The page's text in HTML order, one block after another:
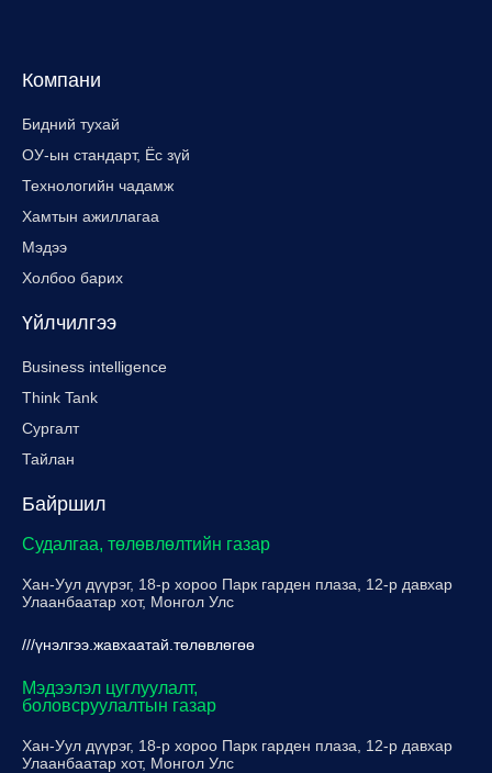
Компани
Бидний тухай
ОУ-ын стандарт, Ёс зүй
Технологийн чадамж
Хамтын ажиллагаа
Мэдээ
Холбоо барих
Үйлчилгээ
Business intelligence
Think Tank
Сургалт
Тайлан
Байршил
Судалгаа, төлөвлөлтийн газар
Хан-Уул дүүрэг, 18-р хороо Парк гарден плаза, 12-р давхар
Улаанбаатар хот, Монгол Улс
///үнэлгээ.жавхаатай.төлөвлөгөө
Мэдээлэл цуглуулалт,
боловсруулалтын газар
Хан-Уул дүүрэг, 18-р хороо Парк гарден плаза, 12-р давхар
Улаанбаатар хот, Монгол Улс